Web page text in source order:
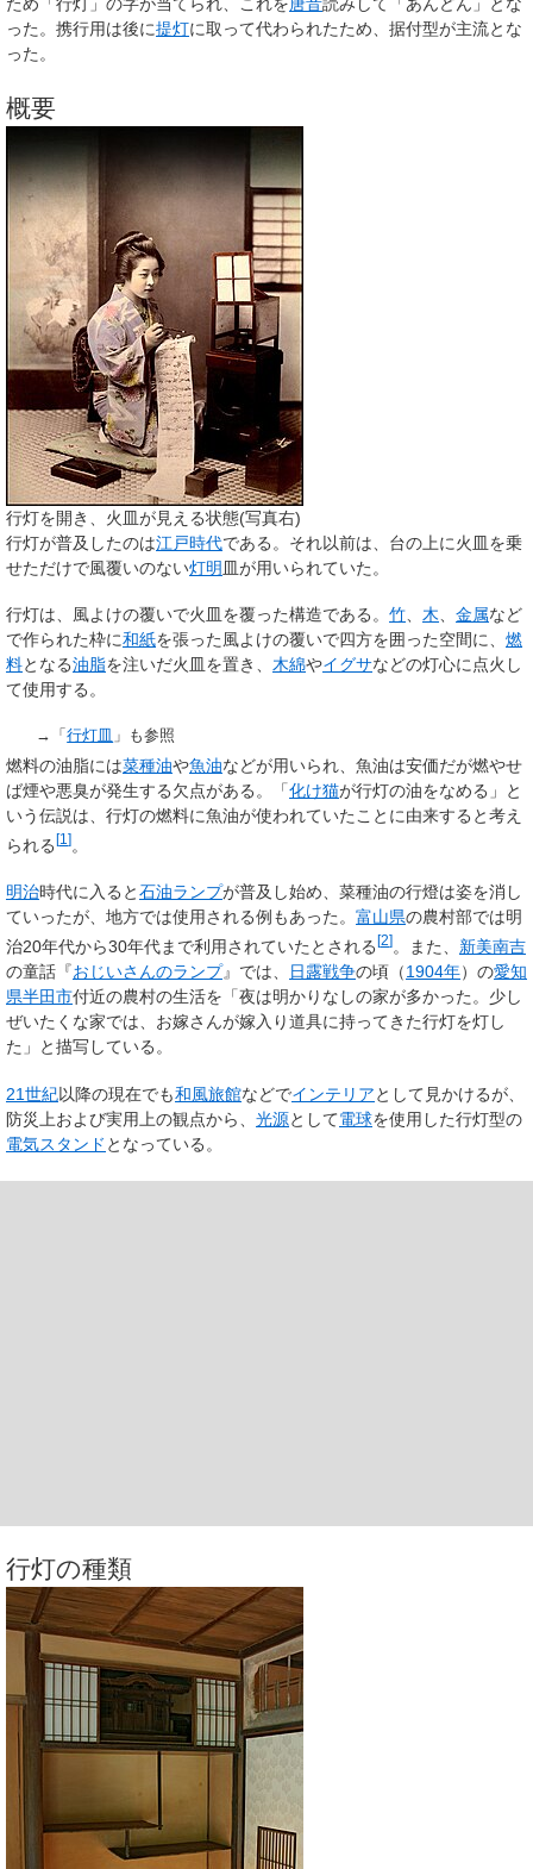
った。携行用は後に提灯に取って代わられたため、据付型が主流とな
った。
概要
行灯を開き、火皿が見える状態(写真右)
行灯が普及したのは江戸時代である。それ以前は、台の上に火皿を乗
せただけで風覆いのない灯明皿が用いられていた。
行灯は、風よけの覆いで火皿を覆った構造である。 竹 木 金属など
で作られた枠に和紙を張った風よけの覆いで四方を囲った空間に、 燃
料となる油脂を注いだ火皿を置き、 木綿やイグサなどの灯心に点火し
て使用する。
→「行灯皿 」も参照
燃料の油脂には菜種油や魚油などが用いられ、魚油は安価だが燃やせ
ば煙や悪臭が発生する欠点がある。「化け猫が行灯の油をなめる」と
いう伝説は、行灯の燃料に魚油が使われていたことに由来すると考え
られる[1 ]。
明治時代に入ると石油ランプが普及し始め、菜種油の行燈は姿を消し
ていったが、地方では使用される例もあった。 富山県の農村部では明
治20年代から30年代まで利用されていたとされる [2] 。また、 新美南吉
の童話『おじいさんのランプ』では、 日露戦争の頃（1904年）の愛知
県半田市付近の農村の生活を「夜は明かりなしの家が多かった。少し
ぜいたくな家では、お嫁さんが嫁入り道具に持ってきた行灯を灯し
た」と描写している。
21世紀以降の現在でも和風旅館などでインテリアとして見かけるが、
防災上および実用上の観点から、 光源として電球を使用した行灯型の
電気スタンド となっている。
行灯の種類